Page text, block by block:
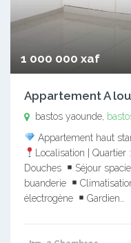
1 000 000 xaf
Appartement A
bastos yaounde,
Appartement haut
Localisation | Quartier
Douches
Séjour
buanderie
électrogène
Gardien…